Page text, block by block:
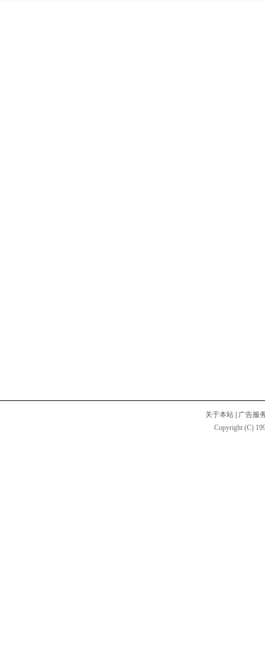
关于本站
广告服
Copyright (C)